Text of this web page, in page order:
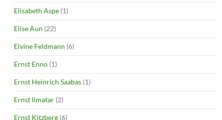
Elisabeth Aspe (1)
Elise Aun (22)
Elvine Feldmann (6)
Ernst Enno (1)
Ernst Heinrich Saabas (1)
Ernst Ilmatar (2)
Ernst Kitzberg (6)